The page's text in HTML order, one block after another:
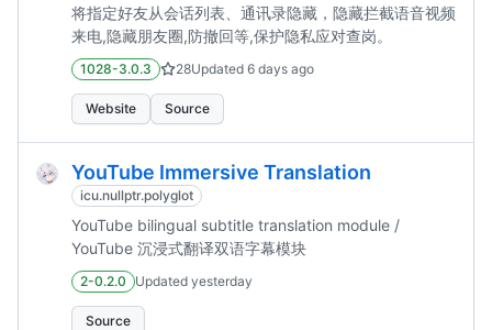
将指定好友从会话列表、通讯录隐藏，隐藏拦截语音视频
来电,隐藏朋友圈,防撤回等,保护隐私应对查岗。
1028-3.0.3 28Updated 6 days ago
Website Source
YouTube Immersive Translation
icu.nullptr.polyglot
YouTube bilingual subtitle translation module /
YouTube 沉浸式翻译双语字幕模块
2-0.2.0 Updated yesterday
Source